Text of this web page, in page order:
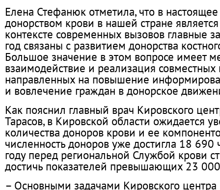
Елена Стефанюк отметила, что в
донорством крови в нашей стране
контексте современных вызовов главные
год связаны с развитием донорства
Большое значение в этом вопросе имеет
взаимодействие и реализация совместных
направленных на повышение
и вовлечение граждан в донорское
Как пояснил главный врач Кировского
Тарасов, в Кировской области ожидается
количества доноров крови и ее
численность доноров уже достигла 18
году перед региональной Службой крови
достичь показателей превышающих 23
– Основными задачами Кировского центра